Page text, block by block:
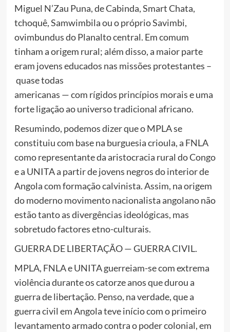
Miguel N’Zau Puna, de Cabinda, Smart Chata,
tchoquê, Samwimbila ou o próprio Savimbi,
ovimbundus do Planalto central. Em comum
tinham a origem rural; além disso, a maior parte
eram jovens educados nas missões protestantes –
quase todas
americanas — com rígidos princípios morais e uma
forte ligação ao universo tradicional africano.
Resumindo, podemos dizer que o MPLA se
constituiu com base na burguesia crioula, a FNLA
como representante da aristocracia rural do Congo
e a UNITA a partir de jovens negros do interior de
Angola com formação calvinista. Assim, na origem
do moderno movimento nacionalista angolano não
estão tanto as divergências ideológicas, mas
sobretudo factores etno-culturais.
GUERRA DE LIBERTAÇÃO — GUERRA CIVIL.
MPLA, FNLA e UNITA guerreiam-se com extrema
violência durante os catorze anos que durou a
guerra de libertação. Penso, na verdade, que a
guerra civil em Angola teve início com o primeiro
levantamento armado contra o poder colonial, em